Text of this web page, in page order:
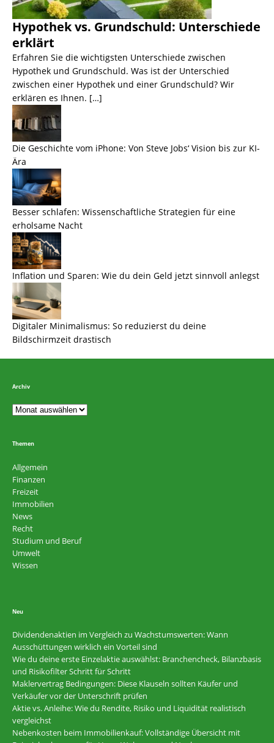
Hypothek vs. Grundschuld: Unterschiede
erklärt
Erfahren Sie die wichtigsten Unterschiede zwischen
Hypothek und Grundschuld. Was ist der Unterschied
zwischen einer Hypothek und einer Grundschuld? Wir
erklären es Ihnen. […]
Die Geschichte vom iPhone: Von Steve Jobs‘ Vision bis zur KI-
Ära
Besser schlafen: Wissenschaftliche Strategien für eine
erholsame Nacht
Inflation und Sparen: Wie du dein Geld jetzt sinnvoll anlegst
Digitaler Minimalismus: So reduzierst du deine
Bildschirmzeit drastisch
Archiv
Themen
Allgemein
Finanzen
Freizeit
Immobilien
News
Recht
Studium und Beruf
Umwelt
Wissen
Neu
Dividendenaktien im Vergleich zu Wachstumswerten: Wann
Ausschüttungen wirklich ein Vorteil sind
Wie du deine erste Einzelaktie auswählst: Branchencheck, Bilanzbasis
und Risikofilter Schritt für Schritt
Maklervertrag Bedingungen: Diese Klauseln sollten Käufer und
Verkäufer vor der Unterschrift prüfen
Aktie vs. Anleihe: Wie du Rendite, Risiko und Liquidität realistisch
vergleichst
Nebenkosten beim Immobilienkauf: Vollständige Übersicht mit